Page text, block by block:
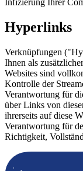
Infizierung Ihrer
Hyperlinks
Verknüpfungen
Ihnen als
Websites sind
Kontrolle der
Verantwortung für
über Links von
ihrerseits auf diese
Verantwortung für
Richtigkeit,